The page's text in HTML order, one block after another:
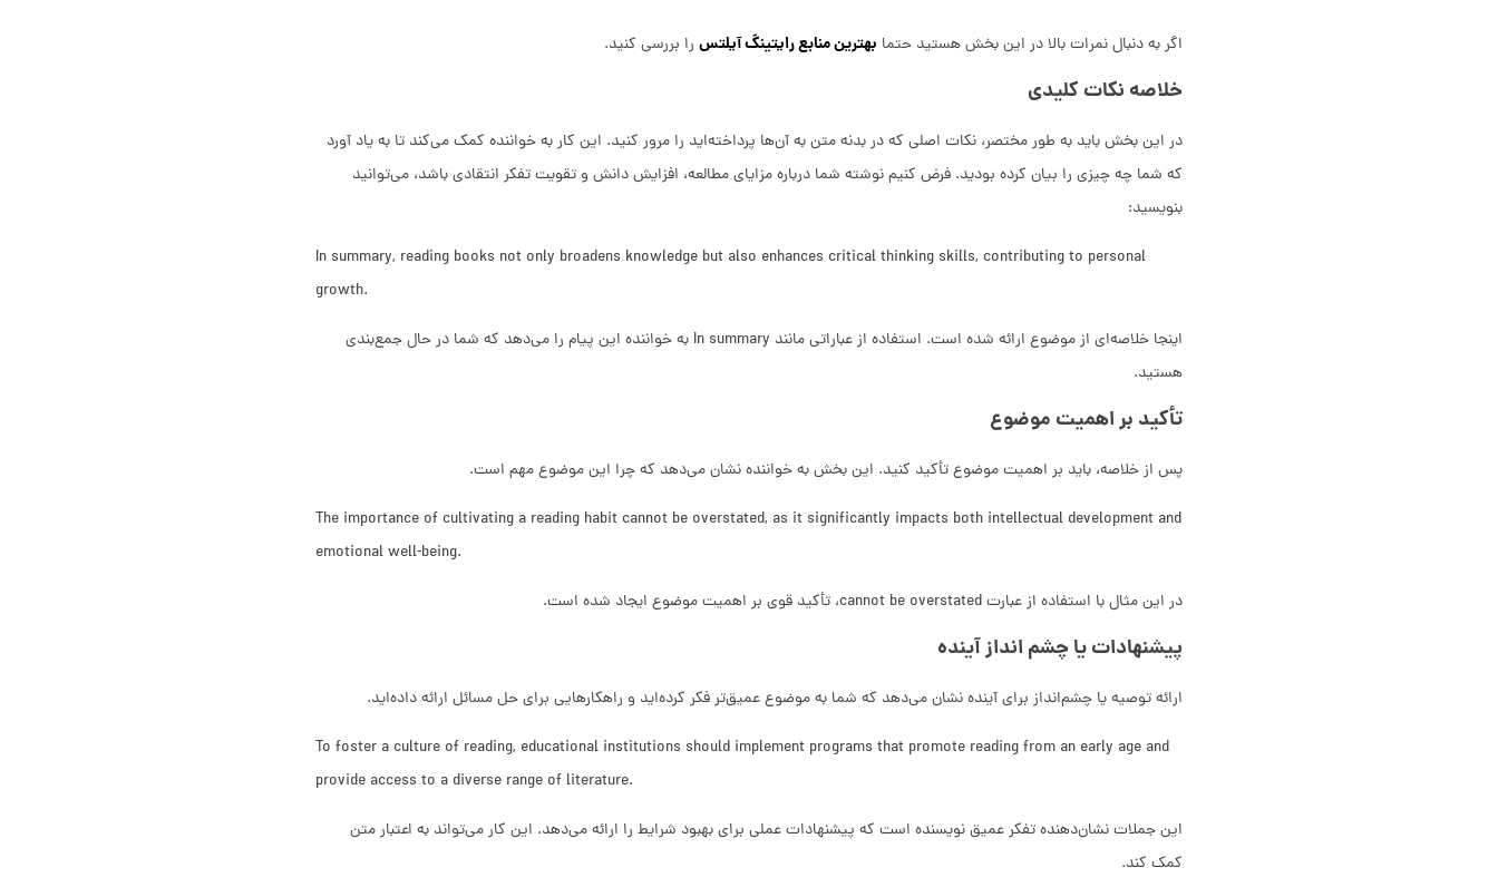
اگر به دنبال نمرات بالا در این بخش هستید حتما بهترین منابع رایتینگ آیلتسرا بررسی کنید.
خلاصه نکات کلیدی
در این بخش باید به طور مختصر، نکات اصلی که در بدنه متن به آن‌ها پرداخته‌اید را مرور کنید. این کار به خواننده کمک می‌کند تا به یاد آورد
که شما چه چیزی را بیان کرده بودید. فرض کنیم نوشته شما درباره مزایای مطالعه، افزایش دانش و تقویت تفکر انتقادی باشد، می‌توانید
بنویسید:
In summary, reading books not only broadens knowledge but also enhances critical thinking skills, contributing to personal
growth.
اینجا خلاصه‌ای از موضوع ارائه شده است. استفاده از عباراتی مانند In summary به خواننده این پیام را می‌دهد که شما در حال جمع‌بندی
هستید.
تأکید بر اهمیت موضوع
پس از خلاصه، باید بر اهمیت موضوع تأکید کنید. این بخش به خواننده نشان می‌دهد که چرا این موضوع مهم است.
The importance of cultivating a reading habit cannot be overstated, as it significantly impacts both intellectual development and
emotional well-being.
در این مثال با استفاده از عبارت cannot be overstated، تأکید قوی بر اهمیت موضوع ایجاد شده است.
پیشنهادات یا چشم انداز آینده
ارائه توصیه یا چشم‌انداز برای آینده نشان می‌دهد که شما به موضوع عمیق‌تر فکر کرده‌اید و راهکارهایی برای حل مسائل ارائه داده‌اید.
To foster a culture of reading, educational institutions should implement programs that promote reading from an early age and
provide access to a diverse range of literature.
این جملات نشان‌دهنده تفکر عمیق نویسنده است که پیشنهادات عملی برای بهبود شرایط را ارائه می‌دهد. این کار می‌تواند به اعتبار متن
کمک کند.